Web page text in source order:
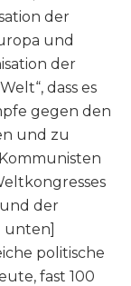
der
und
der
dass es
gegen den
und zu
der
unten]
politische
fast 100